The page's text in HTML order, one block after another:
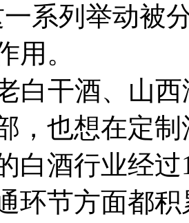
系列举动被
用。
白干酒、山西
，也想在定
白酒行业经
环节方面都